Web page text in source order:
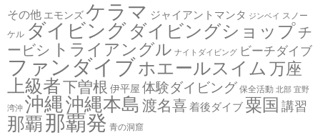
その他 エモンズ ケラマ ジャイアントマンタ ジンベイ スノー
ケル ダイビング ダイビングショップチ
ービシ トライアングル ナイトダイビング ビーチダイブ
ファンダイブホエールスイム 万座
上級者下曽根 伊平屋 体験ダイビング 保全活動 北部 宜野
湾沖 沖縄沖縄本島 渡名喜 着後ダイブ 粟国 講習
那覇 那覇発 青の洞窟